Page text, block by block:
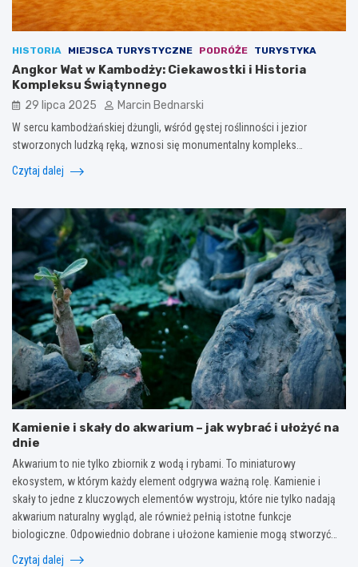
HISTORIA MIEJSCA TURYSTYCZNE PODRÓŻE TURYSTYKA
Angkor Wat w Kambodży: Ciekawostki i Historia
Kompleksu Świątynnego
29 lipca 2025 Marcin Bednarski
W sercu kambodżańskiej dżungli, wśród gęstej roślinności i jezior
stworzonych ludzką ręką, wznosi się monumentalny kompleks…
Czytaj dalej
Kamienie i skały do akwarium – jak wybrać i ułożyć na
dnie
Akwarium to nie tylko zbiornik z wodą i rybami. To miniaturowy
ekosystem, w którym każdy element odgrywa ważną rolę. Kamienie i
skały to jedne z kluczowych elementów wystroju, które nie tylko nadają
akwarium naturalny wygląd, ale również pełnią istotne funkcje
biologiczne. Odpowiednio dobrane i ułożone kamienie mogą stworzyć…
Czytaj dalej